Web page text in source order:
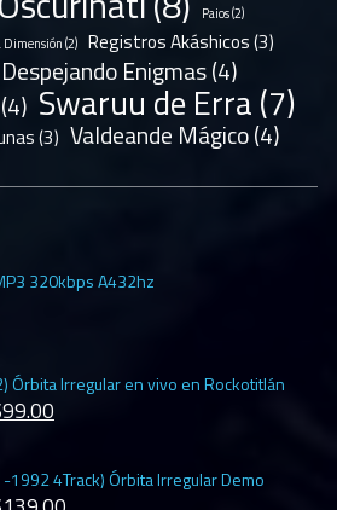
Paios(2)
Dimensión(2) Registros Akáshicos(3)
Enigmas(4)
(4) Swaruu de Erra(7)
(3) Valdeande Mágico(4)
320kbps A432hz
Órbita Irregular en vivo en Rockotitlán
99.00
1992 4Track) Órbita Irregular Demo